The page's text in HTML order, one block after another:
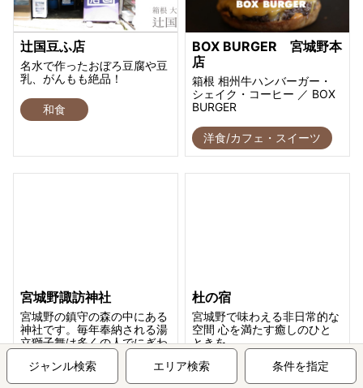
辻国豆ふ店
名水で作ったおぼろ豆腐や豆
乳、がんもも絶品！
和食
BOX BURGER 宮城野本
店
箱根 相州牛ハンバーガー・
シェイク・コーヒー ／ BOX
BURGER
洋食/カフェ・スイーツ
宮城野諏訪神社
宮城野の鎮守の森の中にある
神社です。毎年奉納される湯
立獅子舞は多くの人でにぎわ
杜の宿
宮城野で味わえる非日常的な
空間 心を満たす癒しのひと
ときを
ロッジ・コテージ・その
ジャンル検索 エリア検索 条件を指定